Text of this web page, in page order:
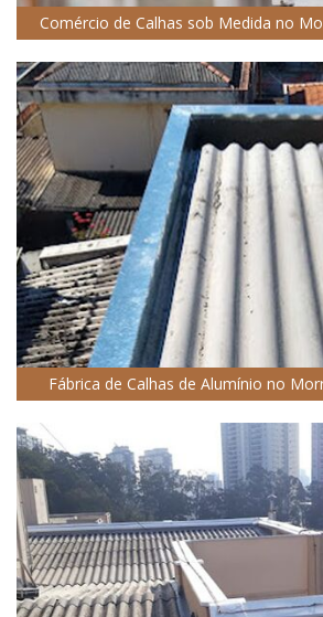
Comércio de Calhas sob Medida no
Fábrica de Calhas de Alumínio no